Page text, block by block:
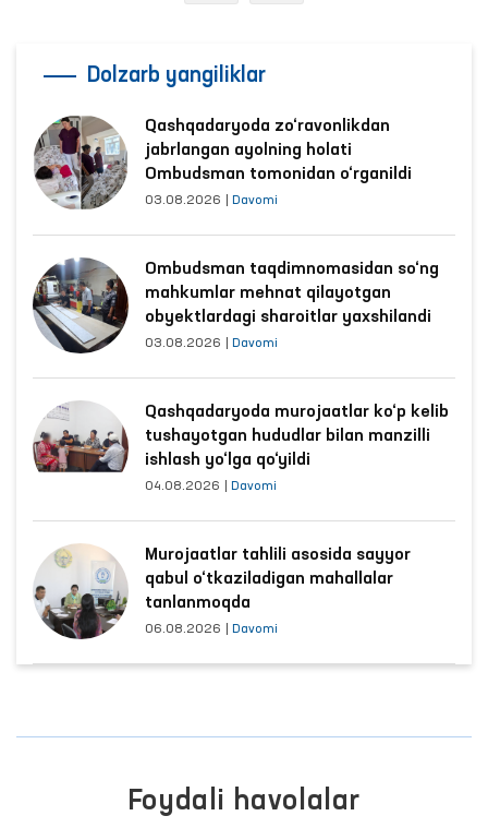
Dolzarb yangiliklar
Qashqadaryoda zo‘ravonlikdan
jabrlangan ayolning holati
Ombudsman tomonidan o‘rganildi
03.08.2026 Davomi
Ombudsman taqdimnomasidan so‘ng
mahkumlar mehnat qilayotgan
obyektlardagi sharoitlar yaxshilandi
03.08.2026 Davomi
Qashqadaryoda murojaatlar ko‘p kelib
tushayotgan hududlar bilan manzilli
ishlash yo‘lga qo‘yildi
04.08.2026 Davomi
Murojaatlar tahlili asosida sayyor
qabul o‘tkaziladigan mahallalar
tanlanmoqda
06.08.2026 Davomi
Foydali havolalar